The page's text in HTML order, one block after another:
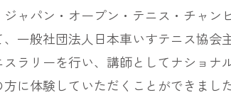
ャパン・オープン・テニス・チャン
一般社団法人日本車いすテニス協
ラリーを行い、講師としてナショ
に体験していただくことができま